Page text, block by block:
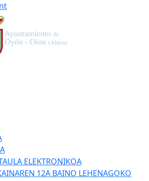
ELEKTRONIKOA
12A BAINO LEHENAGOKO